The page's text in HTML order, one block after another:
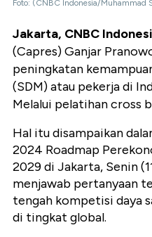
Foto: (CNBC Indonesia/Muhammad
Jakarta, CNBC
(Capres) Ganjar
peningkatan
(SDM) atau pekerja di
Melalui pelatihan cross
Hal itu disampaikan
2024 Roadmap
2029 di Jakarta, Senin
menjawab pertanyaan
tengah kompetisi daya
di tingkat global.